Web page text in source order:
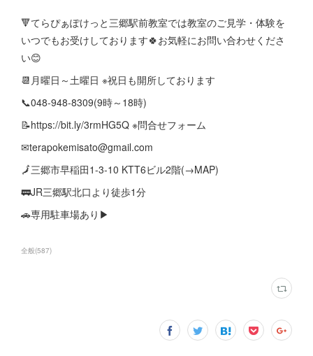
🔻てらぴぁぽけっと三郷駅前教室では教室のご見学・体験を
いつでもお受けしております🍀お気軽にお問い合わせくださ
い😊
📆月曜日～土曜日 ※祝日も開所しております
📞048-948-8309(9時～18時)
📝https://bit.ly/3rmHG5Q ※問合せフォーム
✉terapokemisato@gmail.com
🗾三郷市早稲田1-3-10 KTT6ビル2階(→MAP)
🚃JR三郷駅北口より徒歩1分
🚗専用駐車場あり▶
全般(587)